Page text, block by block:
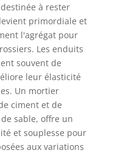
à rester
primordiale et
l'agrégat pour
Les enduits
souvent de
leur élasticité
Un mortier
ciment et de
sable, offre un
et souplesse pour
aux variations